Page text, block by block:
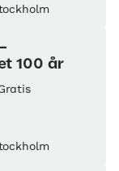
100 år